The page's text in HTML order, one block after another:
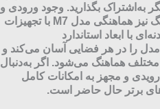
به‌اشتراک بگذارید. وجود ورودی و
خروجی شاسی رینگ و خروجی رنگ نیز هماهنگی مدل M7 با تجهیزات
با ابعاد استاندارد
این مدل را در هر فضایی آسان می‌کند و
هماهنگ می‌شود. اگر به‌دنبال
و مجهز به امکانات کامل